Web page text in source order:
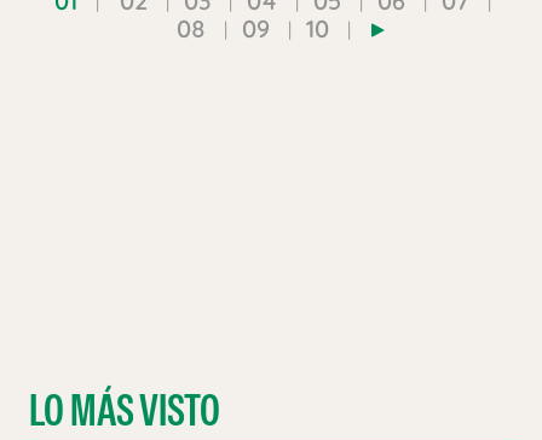
08
09 10
LO MÁS VISTO